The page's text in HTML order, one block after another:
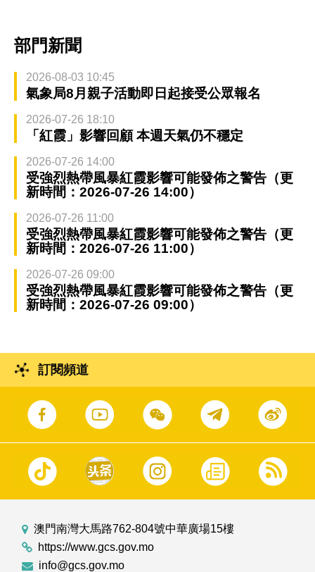
部門新聞
2026-08-03 10:45
氣象局8月親子活動即日起接受公眾報名
2026-07-26 18:10
「紅霞」影響回顧 本週天氣仍不穩定
2026-07-26 14:00
受強烈熱帶風暴紅霞影響可能發佈之警告（更
新時間：2026-07-26 14:00）
2026-07-26 11:00
受強烈熱帶風暴紅霞影響可能發佈之警告（更
新時間：2026-07-26 11:00）
2026-07-26 09:00
受強烈熱帶風暴紅霞影響可能發佈之警告（更
新時間：2026-07-26 09:00）
訂閱頻道
澳門南灣大馬路762-804號中華廣場15樓
https://www.gcs.gov.mo
info@gcs.gov.mo